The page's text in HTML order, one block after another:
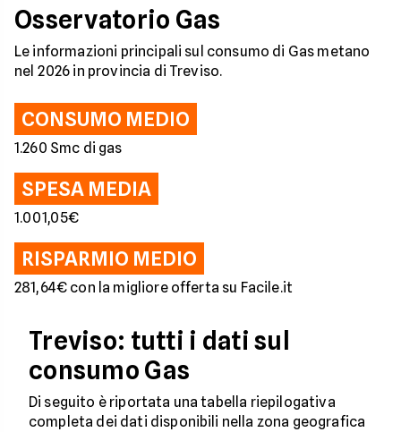
Osservatorio Gas
Le informazioni principali sul consumo di Gas metano
nel 2026 in provincia di Treviso.
CONSUMO MEDIO
1.260 Smc di gas
SPESA MEDIA
1.001,05€
RISPARMIO MEDIO
281,64€ con la migliore offerta su Facile.it
Treviso: tutti i dati sul
consumo Gas
Di seguito è riportata una tabella riepilogativa
completa dei dati disponibili nella zona geografica